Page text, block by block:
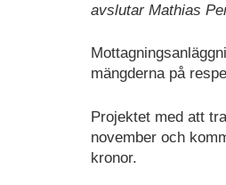
avslutar Mathias
mängderna på
Projektet med att
november och
kronor.